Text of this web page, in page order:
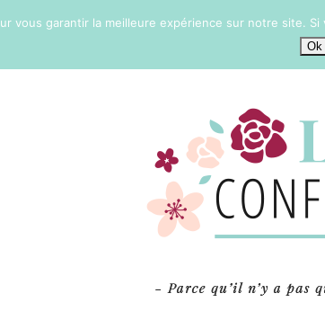
vous garantir la meilleure expérience sur notre site.
Ok